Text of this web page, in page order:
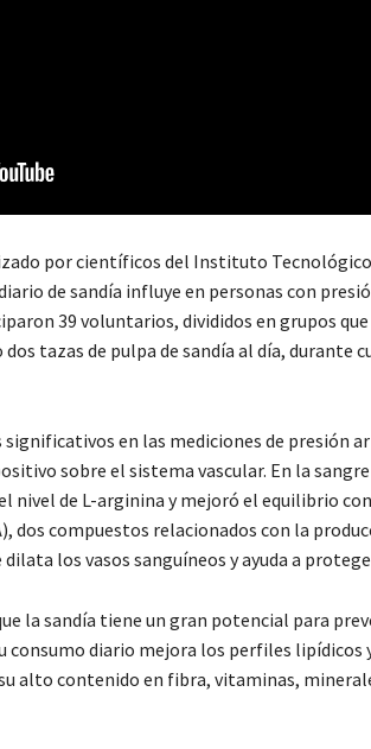
por científicos del Instituto
de sandía influye en personas con
39 voluntarios, divididos en grupos
tazas de pulpa de sandía al día, durante
en las mediciones de presión
sobre el sistema vascular. En la
nivel de L-arginina y mejoró el equilibrio
dos compuestos relacionados con la
los vasos sanguíneos y ayuda a
la sandía tiene un gran potencial para
consumo diario mejora los perfiles lipídicos
alto contenido en fibra, vitaminas,